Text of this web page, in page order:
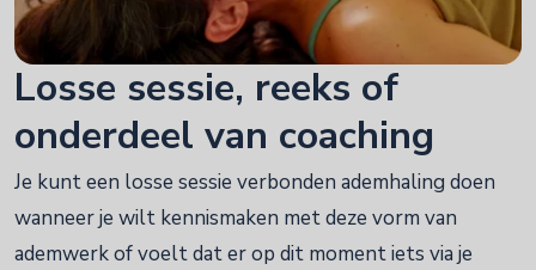
Losse sessie, reeks of
onderdeel van coaching
Je kunt een losse sessie verbonden ademhaling doen
wanneer je wilt kennismaken met deze vorm van
ademwerk of voelt dat er op dit moment iets via je